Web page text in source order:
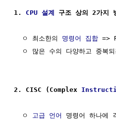
1. CPU 설계 구조 상의 2가지
  ㅇ 최소한의
명령어 집합 =>
ㅇ 많은 수의 다양하고 중복
2. CISC (Complex
  ㅇ
고급 언어 명령어 하나에